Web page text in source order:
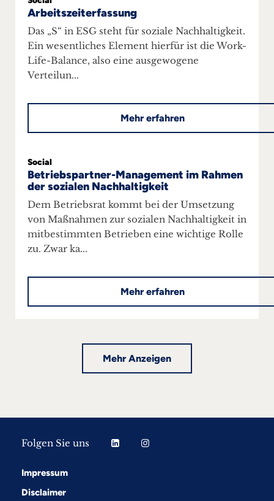
Arbeitszeiterfassung
Das „S“ in ESG steht für soziale Nachhaltigkeit.
Ein wesentliches Element hierfür ist die Work-
Life-Balance, also eine ausgewogene
Verteilun...
Mehr erfahren
Social
Betriebspartner-Management im Rahmen
der sozialen Nachhaltigkeit
Dem Betriebsrat kommt bei der Umsetzung
von Maßnahmen zur sozialen Nachhaltigkeit in
mitbestimmten Betrieben eine wichtige Rolle
zu. Zwar ka...
Mehr erfahren
Mehr Anzeigen
Folgen Sie uns
Impressum
Disclaimer